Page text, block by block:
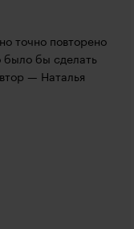
точно повторено
было бы сделать
— Наталья